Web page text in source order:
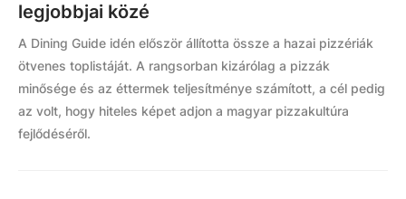
legjobbjai közé
A Dining Guide idén először állította össze a hazai pizzériák
ötvenes toplistáját. A rangsorban kizárólag a pizzák
minősége és az éttermek teljesítménye számított, a cél pedig
az volt, hogy hiteles képet adjon a magyar pizzakultúra
fejlődéséről.